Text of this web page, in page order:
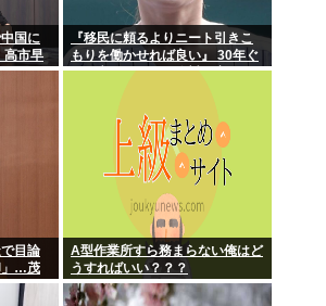
国に
高市早
ハ
『移民に頼るよりニート引きこ
もりを働かせれば良い』 30年ぐ
らい言ってるけど絶対に実現し
目論
」…茂
ビ
A型作業所すら務まらない俺はど
うすればいい？？？